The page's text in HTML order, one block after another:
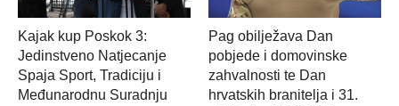
Kajak kup Poskok 3:
Jedinstveno Natjecanje
Spaja Sport, Tradiciju i
Međunarodnu Suradnju
Pag obilježava Dan
pobjede i domovinske
zahvalnosti te Dan
hrvatskih branitelja i 31.